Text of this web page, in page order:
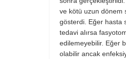
ve kötü uzun dönem
gösterdi. Eğer hasta
tedavi alırsa
edilemeyebilir. Eğer
olabilir ancak